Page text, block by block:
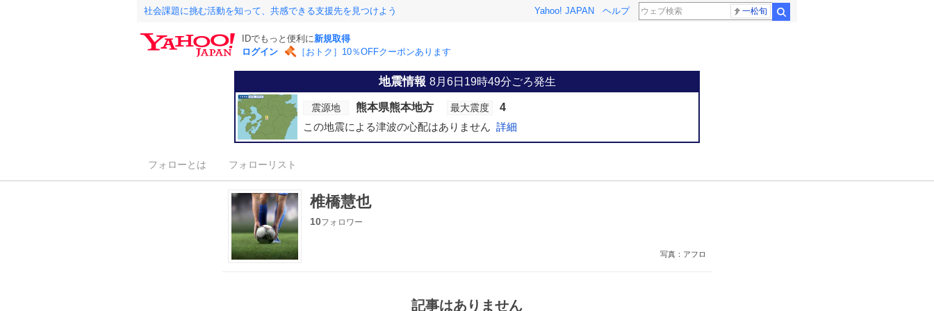
社会課題に挑む活動を知って、共感できる支援先を見つけよう Yahoo! JAPAN ヘルプ 一松旬
IDでもっと便利に新規取得
ログイン
［おトク］10％OFFクーポンあります
地震情報 8月6日19時49分ごろ発生
震源地 熊本県熊本地方 最大震度
4
この地震による津波の心配はありません 詳細
フォローとは フォローリスト
椎橋慧也
10フォロワー
写真：アフロ
記事はありません